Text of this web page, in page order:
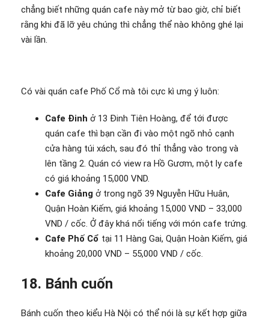
chẳng biết những quán cafe này mở từ bao giờ, chỉ biết
rằng khi đã lỡ yêu chúng thì chẳng thể nào không ghé lại
vài lần.
Có vài quán cafe Phố Cổ mà tôi cực kì ưng ý luôn:
Cafe Đinh ở 13 Đinh Tiên Hoàng, để tới được
quán cafe thì bạn cần đi vào một ngõ nhỏ cạnh
cửa hàng túi xách, sau đó thỉ thẳng vào trong và
lên tầng 2. Quán có view ra Hồ Gươm, một ly cafe
có giá khoảng 15,000 VND.
Cafe Giảng ở trong ngõ 39 Nguyễn Hữu Huân,
Quận Hoàn Kiếm, giá khoảng 15,000 VND – 33,000
VND / cốc. Ở đây khá nổi tiếng với món cafe trứng.
Cafe Phố Cổ tại 11 Hàng Gai, Quận Hoàn Kiếm, giá
khoảng 20,000 VND – 55,000 VND / cốc.
18. Bánh cuốn
Bánh cuốn theo kiểu Hà Nội có thể nói là sự kết hợp giữa